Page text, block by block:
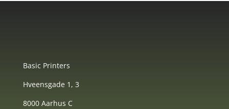
Basic Printers
Hveensgade 1, 3
8000 Aarhus C